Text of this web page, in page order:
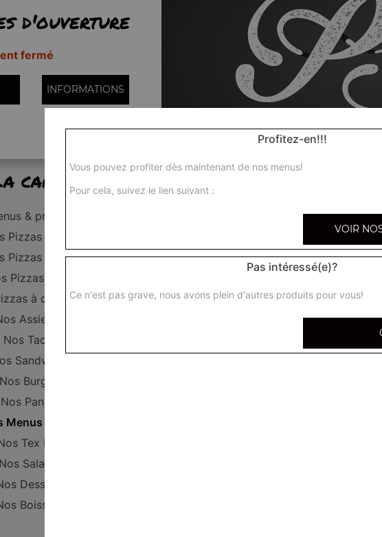
d'ouverture
fermé
INFORMATIONS
carte
& promos
Pizzas Junior
Pizzas Senior
Pizzas Méga
à composer
Assiettes
Nos Tacos
Sandwichs
Nos Burgers
Nos Paninis
Menus enfant
Tex Mex
Nos Salades
Desserts
Boissons
Menu enfant cheese burger
Profitez-en!!!
Vous pouvez profiter dès maintenant de nos menus!
Pour cela, suivez le lien suivant :
VOIR
Pas intéressé(e)?
Ce n'est pas grave, nous avons plein d'autres produits pour vous!